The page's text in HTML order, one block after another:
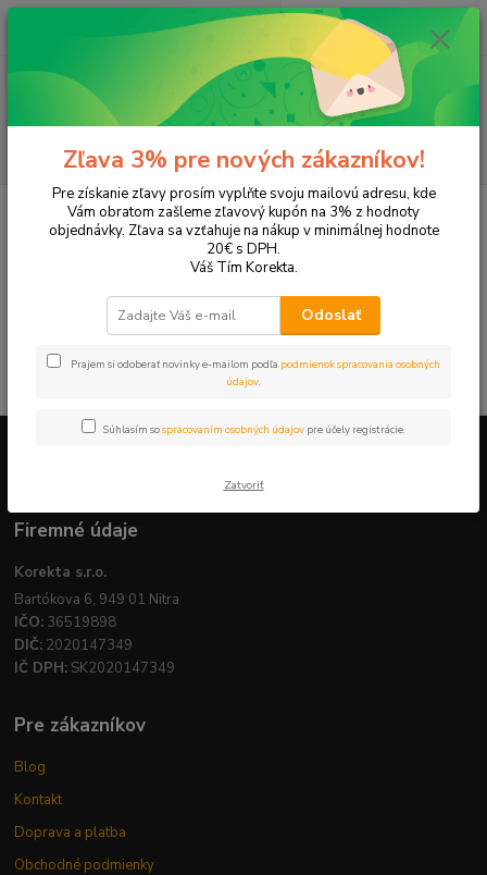
Hľadať
ks
za 0,00 EUR
Tonery a náplne do tlačiarní Hewlett Packard
HP DeskJet
DeskJet F325
DeskJet F325
V tejto kategórii nebol nájdený žiadny tovar.
Firemné údaje a informácie
Firemné údaje
Korekta s.r.o.
Bartókova 6, 949 01 Nitra
IČO: 36519898
DIČ: 2020147349
IČ DPH: SK2020147349
Pre zákazníkov
Blog
Kontakt
Doprava a platba
Obchodné podmienky
Zľava 3% pre nových zákazníkov!
Pre získanie zľavy prosím vyplňte svoju mailovú adresu, kde
Vám obratom zašleme zľavový kupón na 3% z hodnoty
objednávky. Zľava sa vzťahuje na nákup v minimálnej hodnote
20€ s DPH.
Váš Tím Korekta.
Odoslať
Prajem si odoberať novinky e-mailom podľa podmienok spracovania osobných
údajov.
Súhlasím sospracovaním osobných údajov pre účely registrácie.
Zatvoriť